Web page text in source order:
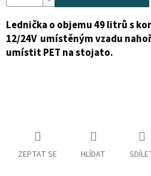
Obchodní
Vrácení
zboží
a
objednávka
Lednička o objemu 49 litrů s
12/24V umístěným vzadu
umístit PET na stojato.
ZEPTAT SE HLÍDAT